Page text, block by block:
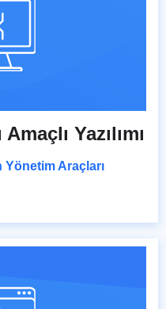
Yazılımı
Yönetim Araçları